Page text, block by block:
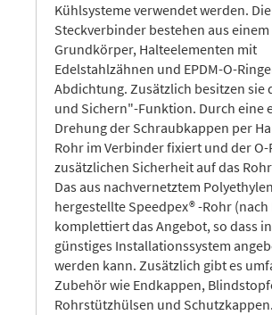
Kühlsysteme verwendet werden.
Steckverbinder bestehen aus einem
Grundkörper, Halteelementen mit
Edelstahlzähnen und EPDM-O-
Abdichtung. Zusätzlich besitzen sie
und Sichern"-Funktion. Durch eine
Drehung der Schraubkappen per
Rohr im Verbinder fixiert und der O-
zusätzlichen Sicherheit auf das
Das aus nachvernetztem
hergestellte Speedpex® -Rohr (nach
komplettiert das Angebot, so dass
günstiges Installationssystem
werden kann. Zusätzlich gibt es
Zubehör wie Endkappen,
Rohrstützhülsen und Schutzkappen.